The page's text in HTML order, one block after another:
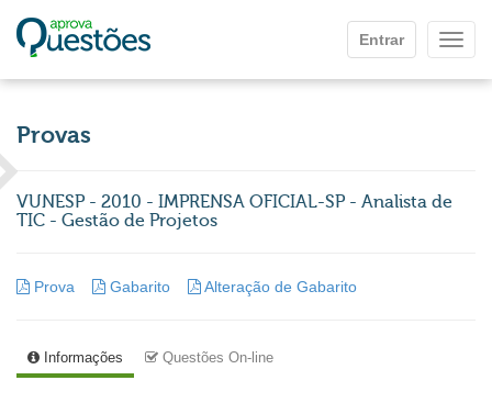
Entrar
Provas
VUNESP - 2010 - IMPRENSA OFICIAL-SP - Analista de
TIC - Gestão de Projetos
Prova Gabarito Alteração de Gabarito
Informações Questões On-line